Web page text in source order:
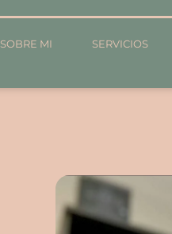
SOBRE MI SERVICIOS